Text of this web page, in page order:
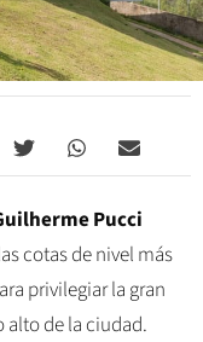
Pucci
cotas de nivel más
privilegiar la gran
alto de la ciudad.